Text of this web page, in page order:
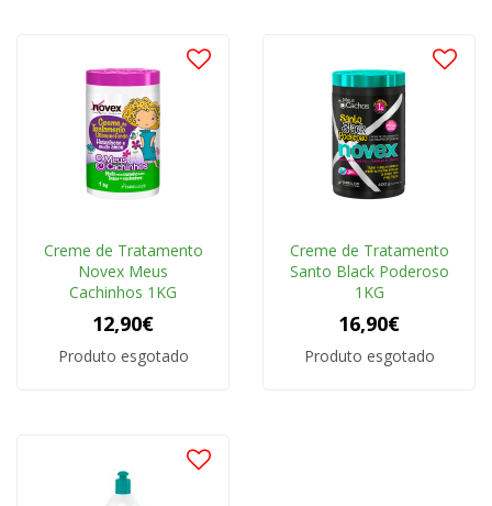
Creme de Tratamento
Novex Meus
Cachinhos 1KG
12,90€
Produto esgotado
Creme de Tratamento
Santo Black Poderoso
1KG
16,90€
Produto esgotado